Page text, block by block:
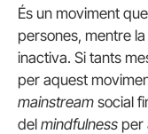
És un moviment
persones, mentre
inactiva. Si tants
per aquest
mainstream social
del mindfulness per